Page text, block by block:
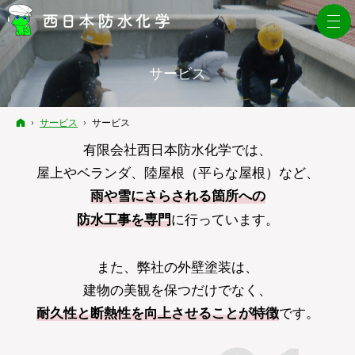
サービス
ホーム
サービス サービス
有限会社西日本防水化学では、
屋上やベランダ、陸屋根（平らな屋根）など、
雨や雪にさらされる箇所への
防水工事を専門に行っています。
また、弊社の外壁塗装は、
建物の美観を保つだけでなく、
耐久性と断熱性を向上させることが特徴です。